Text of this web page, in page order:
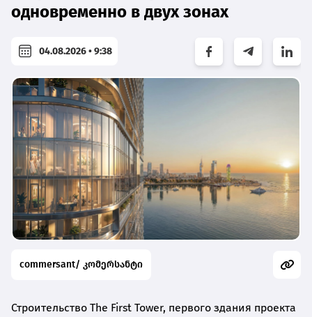
одновременно в двух зонах
04.08.2026 • 9:38
commersant/ კომერსანტი
Строительство The First Tower, первого здания проекта